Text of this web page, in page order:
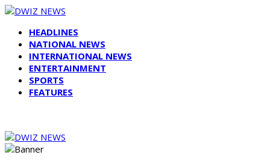
HEADLINES
NATIONAL NEWS
INTERNATIONAL NEWS
ENTERTAINMENT
SPORTS
FEATURES